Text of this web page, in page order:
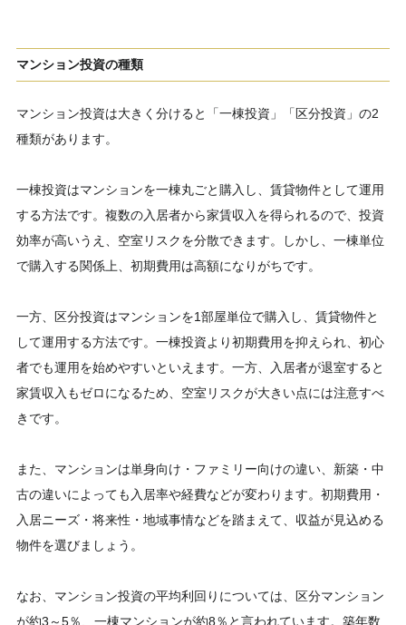
マンション投資の種類
マンション投資は大きく分けると「一棟投資」「区分投資」の2
種類があります。
一棟投資はマンションを一棟丸ごと購入し、賃貸物件として運用
する方法です。複数の入居者から家賃収入を得られるので、投資
効率が高いうえ、空室リスクを分散できます。しかし、一棟単位
で購入する関係上、初期費用は高額になりがちです。
一方、区分投資はマンションを1部屋単位で購入し、賃貸物件と
して運用する方法です。一棟投資より初期費用を抑えられ、初心
者でも運用を始めやすいといえます。一方、入居者が退室すると
家賃収入もゼロになるため、空室リスクが大きい点には注意すべ
きです。
また、マンションは単身向け・ファミリー向けの違い、新築・中
古の違いによっても入居率や経費などが変わります。初期費用・
入居ニーズ・将来性・地域事情などを踏まえて、収益が見込める
物件を選びましょう。
なお、マンション投資の平均利回りについては、区分マンション
が約3～5％、一棟マンションが約8％と言われています。築年数